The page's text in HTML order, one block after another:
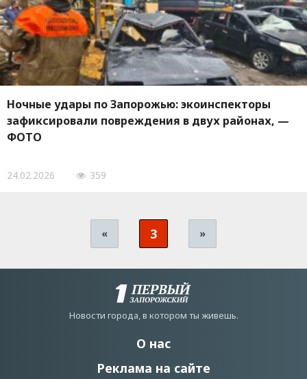
Ночные удары по Запорожью: экоинспекторы
зафиксировали повреждения в двух районах, —
ФОТО
24.02.2026 359
« 3 »
Новости города, в котором ты живешь.
О нас
Реклама на сайте